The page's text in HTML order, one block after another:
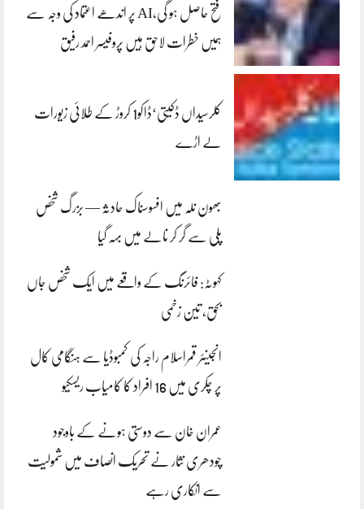
فتح حاصل ہو گی،AI پر اندھے اعتماد کی وجہ سے
ہمیں خطرات لاحق ہیں پروفیسر احمد رفیق
کلرسیداں ڈکیتی‘ڈاکو1 کروڑ کے طلائی زیورات
لے اڑے
بھون نلہ میں افسوسناک حادثہ — بزرگ شخص
پلی سے گر کر نالے میں بہہ گیا
کہوٹہ: فائرنگ کے واقعے میں ایک شخص جاں
بحق، تین زخمی
انجینئر قمراسلام راجہ کی کمبوڈیا سے ہنگامی کال
پر چکری میں 16 افراد کا کامیاب ریسکیو
عمران خان سے دوستی ہونے کے باوجود
چودھری نثار نے تحریک انصاف میں شمولیت
سے انکاری رہے